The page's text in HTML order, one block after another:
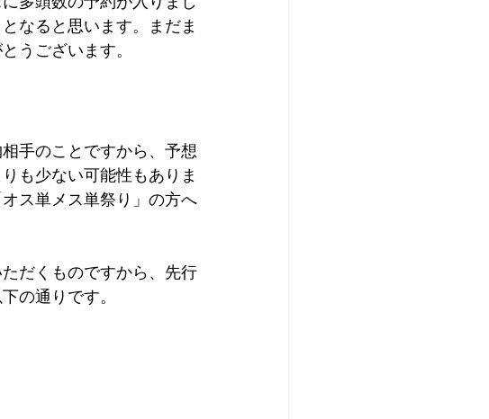
なると思います。まだま
うございます。
手のことですから、予想
も少ない可能性もありま
ス単メス単祭り」の方へ
だくものですから、先行
の通りです。